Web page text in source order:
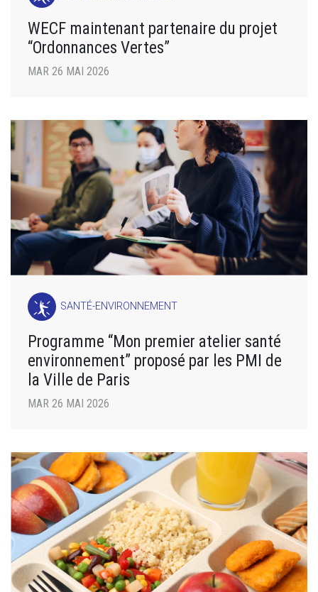
WECF maintenant partenaire du projet
“Ordonnances Vertes”
MAR 26 MAI 2026
SANTÉ-ENVIRONNEMENT
Programme “Mon premier atelier santé
environnement” proposé par les PMI de
la Ville de Paris
MAR 26 MAI 2026